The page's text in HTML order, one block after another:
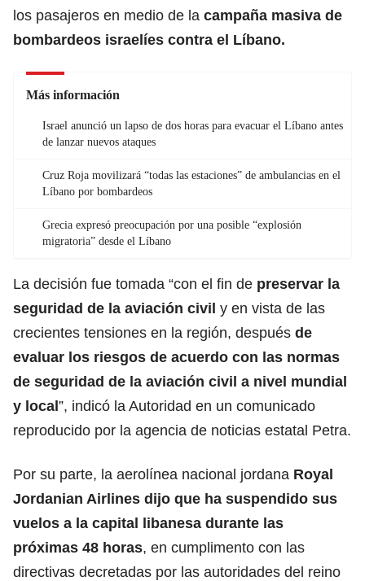
los pasajeros en medio de la campaña masiva de
bombardeos israelíes contra el Líbano.
Más información
Israel anunció un lapso de dos horas para evacuar el Líbano antes
de lanzar nuevos ataques
Cruz Roja movilizará “todas las estaciones” de ambulancias en el
Líbano por bombardeos
Grecia expresó preocupación por una posible “explosión
migratoria” desde el Líbano
La decisión fue tomada “con el fin de preservar la
seguridad de la aviación civil y en vista de las
crecientes tensiones en la región, después de
evaluar los riesgos de acuerdo con las normas
de seguridad de la aviación civil a nivel mundial
y local”, indicó la Autoridad en un comunicado
reproducido por la agencia de noticias estatal Petra.
Por su parte, la aerolínea nacional jordana Royal
Jordanian Airlines dijo que ha suspendido sus
vuelos a la capital libanesa durante las
próximas 48 horas, en cumplimento con las
directivas decretadas por las autoridades del reino